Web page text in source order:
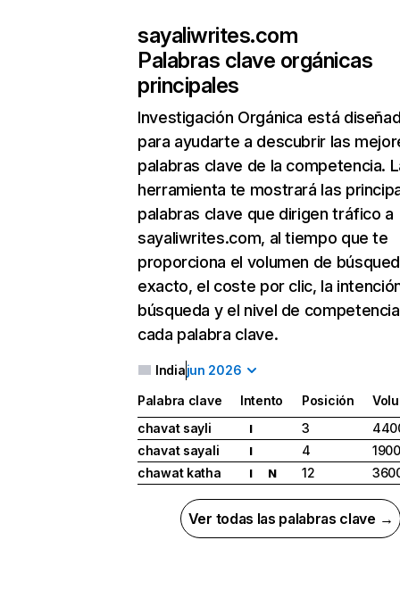
sayaliwrites.com
Palabras clave orgánicas
principales
Investigación Orgánica está
para ayudarte a descubrir las
palabras clave de la competencia.
herramienta te mostrará las
palabras clave que dirigen tráfico a
sayaliwrites.com, al tiempo que te
proporciona el volumen de
exacto, el coste por clic, la
búsqueda y el nivel de
cada palabra clave.
Indiajun 2026
Palabra clave Intento Posición
chavat sayli
I 3
chavat sayali
I 4
1900
chawat katha
I N 12
Ver todas las palabras clave →